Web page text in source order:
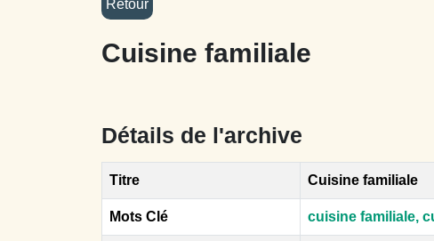
Cuisine familiale
Détails de l'archive
Titre Cuisine familiale
Mots Clé cuisine familiale,